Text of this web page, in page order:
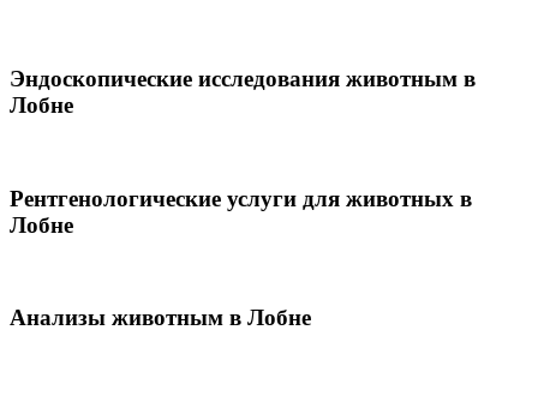
Эндоскопические исследования животным в
Лобне
Рентгенологические услуги для животных в
Лобне
Анализы животным в Лобне